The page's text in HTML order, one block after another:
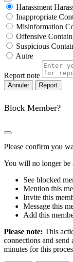
Harassment
Inappropriate
Misinformation
Offensive
Suspicious
Autre
Report note
Report
Block Member?
Please confirm you
You will no longer be
See blocked
Mention this
Invite this
Message this
Add this
Please note: This
connections and
minutes for this